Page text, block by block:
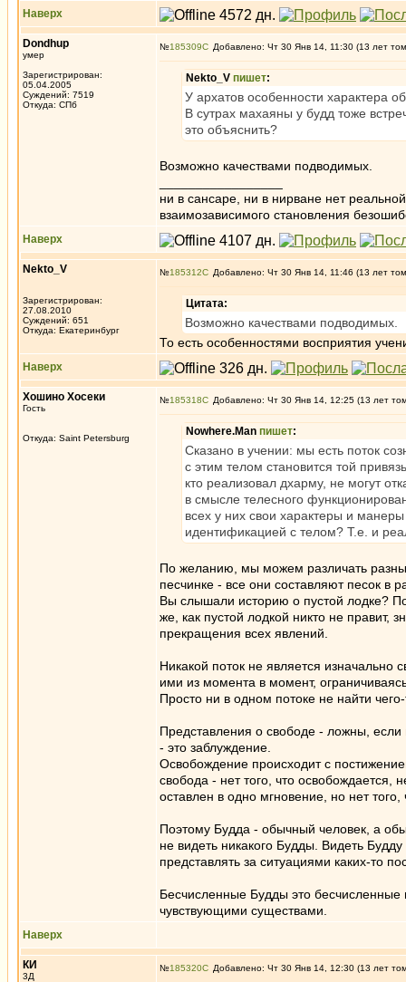
Наверх
Dondhup
умер
Зарегистрирован:
05.04.2005
Суждений: 7519
Откуда: СПб
№185309 Добавлено: Чт 30 Янв 14, 11:30 (13 лет
Nekto_V пишет:
У архатов особенности характера
В сутрах махаяны у будд тоже
это объяснить?
Возможно качествами подводимых.
ни в сансаре, ни в нирване нет
взаимозависимого становления
Наверх
Nekto_V
Зарегистрирован:
27.08.2010
Суждений: 651
Откуда: Екатеринбург
№185312 Добавлено: Чт 30 Янв 14, 11:46 (13 лет
Цитата:
Возможно качествами подводимых.
То есть особенностями восприятия
Наверх
Хошино Хосеки
Гость
Откуда: Saint Petersburg
№185318 Добавлено: Чт 30 Янв 14, 12:25 (13 лет
Nowhere.Man пишет:
Сказано в учении: мы есть поток
с этим телом становится той
кто реализовал дхарму, не могут
в смысле телесного
всех у них свои характеры и
идентификацией с телом? Т.е. и
По желанию, мы можем различать
песчинке - все они составляют песок в
Вы слышали историю о пустой лодке?
же, как пустой лодкой никто не правит,
прекращения всех явлений.
Никакой поток не является изначально
ими из момента в момент,
Просто ни в одном потоке не найти
Представления о свободе - ложны, если
- это заблуждение.
Освобождение происходит с
свобода - нет того, что освобождается,
оставлен в одно мгновение, но нет того,
Поэтому Будда - обычный человек, а
не видеть никакого Будды. Видеть
представлять за ситуациями каких-то
Бесчисленные Будды это
чувствующими существами.
Наверх
КИ
3Д
№185320 Добавлено: Чт 30 Янв 14, 12:30 (13 лет